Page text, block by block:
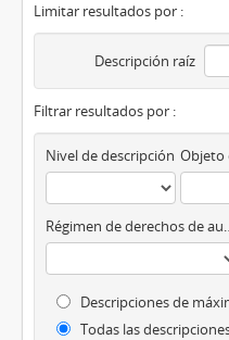
Limitar resultados por :
Descripción raíz
Filtrar resultados por :
Nivel de descripción
Régimen
Descripciones de
Todas las